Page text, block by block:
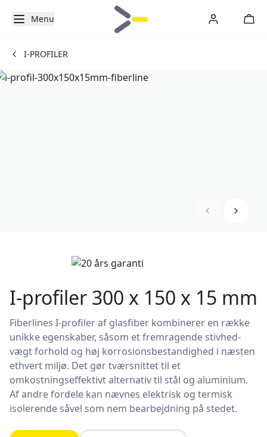
Menu
I-PROFILER
I-profiler 300 x 150 x 15 mm
Fiberlines I-profiler af glasfiber kombinerer en række
unikke egenskaber, såsom et fremragende stivhed-
vægt forhold og høj korrosionsbestandighed i næsten
ethvert miljø. Det gør tværsnittet til et
omkostningseffektivt alternativ til stål og aluminium.
Af andre fordele kan nævnes elektrisk og termisk
isolerende såvel som nem bearbejdning på stedet.